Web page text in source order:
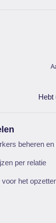
Hebt
beheren en
per relatie
voor het